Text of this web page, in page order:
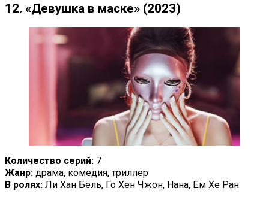
12. «Девушка в маске» (2023)
Количество серий: 7
Жанр: драма, комедия, триллер
В ролях: Ли Хан Бёль, Го Хён Чжон, Нана, Ём Хе Ран